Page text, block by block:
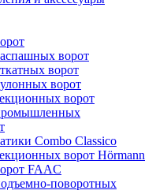
ворот
ворот
ворот
ворот
Combo Classico
ворот Hörmann
FAAC
поворотных